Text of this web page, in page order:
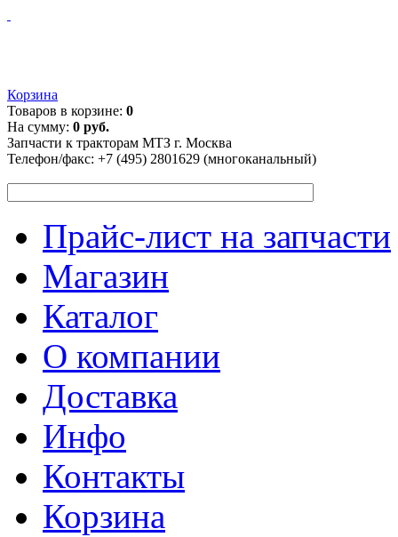
Корзина
Товаров в корзине: 0
На сумму: 0 руб.
Запчасти к тракторам МТЗ г. Москва
Телефон/факс: +7 (495) 2801629 (многоканальный)
Прайс-лист на запчасти
Магазин
Каталог
О компании
Доставка
Инфо
Контакты
Корзина